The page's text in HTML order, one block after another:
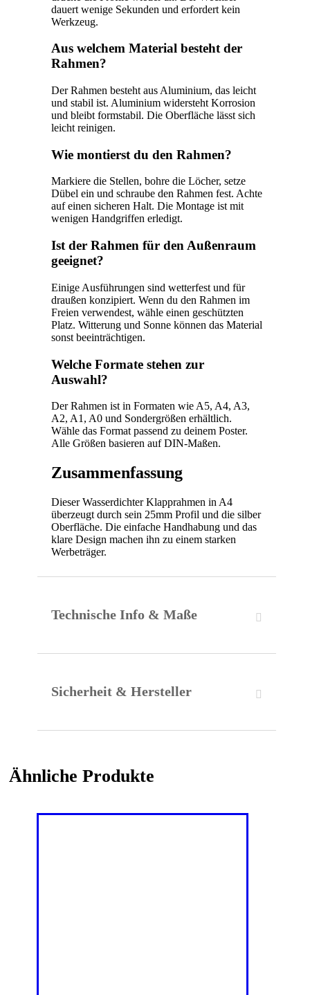
dauert wenige Sekunden und erfordert kein
Werkzeug.
Aus welchem Material besteht der
Rahmen?
Der Rahmen besteht aus Aluminium, das leicht
und stabil ist. Aluminium widersteht Korrosion
und bleibt formstabil. Die Oberfläche lässt sich
leicht reinigen.
Wie montierst du den Rahmen?
Markiere die Stellen, bohre die Löcher, setze
Dübel ein und schraube den Rahmen fest. Achte
auf einen sicheren Halt. Die Montage ist mit
wenigen Handgriffen erledigt.
Ist der Rahmen für den Außenraum
geeignet?
Einige Ausführungen sind wetterfest und für
draußen konzipiert. Wenn du den Rahmen im
Freien verwendest, wähle einen geschützten
Platz. Witterung und Sonne können das Material
sonst beeinträchtigen.
Welche Formate stehen zur
Auswahl?
Der Rahmen ist in Formaten wie A5, A4, A3,
A2, A1, A0 und Sondergrößen erhältlich.
Wähle das Format passend zu deinem Poster.
Alle Größen basieren auf DIN-Maßen.
Zusammenfassung
Dieser Wasserdichter Klapprahmen in A4
überzeugt durch sein 25mm Profil und die silber
Oberfläche. Die einfache Handhabung und das
klare Design machen ihn zu einem starken
Werbeträger.
Technische Info & Maße
Sicherheit & Hersteller
Ähnliche Produkte